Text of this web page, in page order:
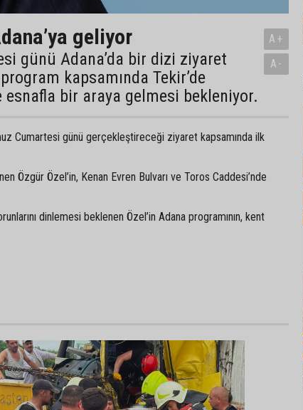
geliyor
günü Adana’da bir dizi ziyaret
kapsamında Tekir’de
bir araya gelmesi bekleniyor.
A+
A-
Cumartesi günü gerçekleştireceği ziyaret kapsamında ilk
Özgür Özel’in, Kenan Evren Bulvarı ve Toros Caddesi’nde
dinlemesi beklenen Özel’in Adana programının, kent